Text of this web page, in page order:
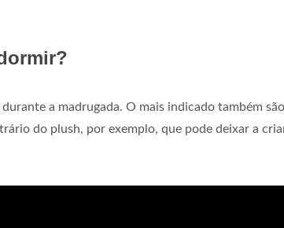
a madrugada. O mais indicado também
do plush, por exemplo, que pode deixar a